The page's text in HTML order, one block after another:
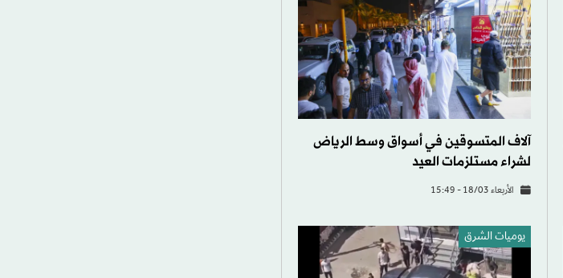
آلاف المتسوقين في أسواق وسط الرياض
لشراء مستلزمات العيد
الأربعاء 18/03 - 15:49
يوميات الشرق